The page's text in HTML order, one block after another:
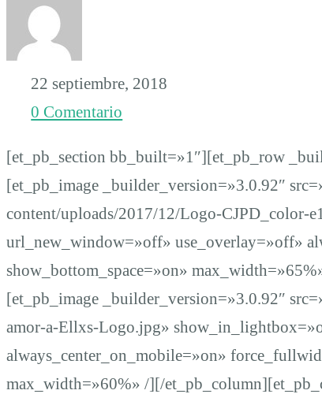
y
apoyo
a
familiares
de
personas
desaparecidas
22 septiembre, 2018
0 Comentario
[et_pb_section bb_built=»1″][et_pb_row
[et_pb_image _builder_version=»3.0.92″
content/uploads/2017/12/Logo-
url_new_window=»off» use_overlay=»off»
show_bottom_space=»on»
[et_pb_image _builder_version=»3.0.92″
amor-a-Ellxs-Logo.jpg»
always_center_on_mobile=»on»
max_width=»60%» /][/